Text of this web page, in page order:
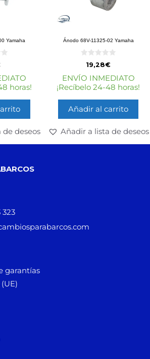
Yamaha
horas!
deseos
Ánodo 68V-11325-02 Yamaha
e
5
19,28€
ENVÍO INMEDIATO
¡Recíbelo 24-48 horas!
Añadir al carrito
Añadir a lista de deseos
garantías